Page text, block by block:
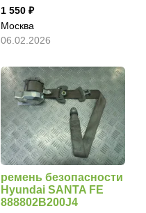
1 550
Москва
06.02.2026
ремень безопасности
Hyundai SANTA FE
888802B200J4